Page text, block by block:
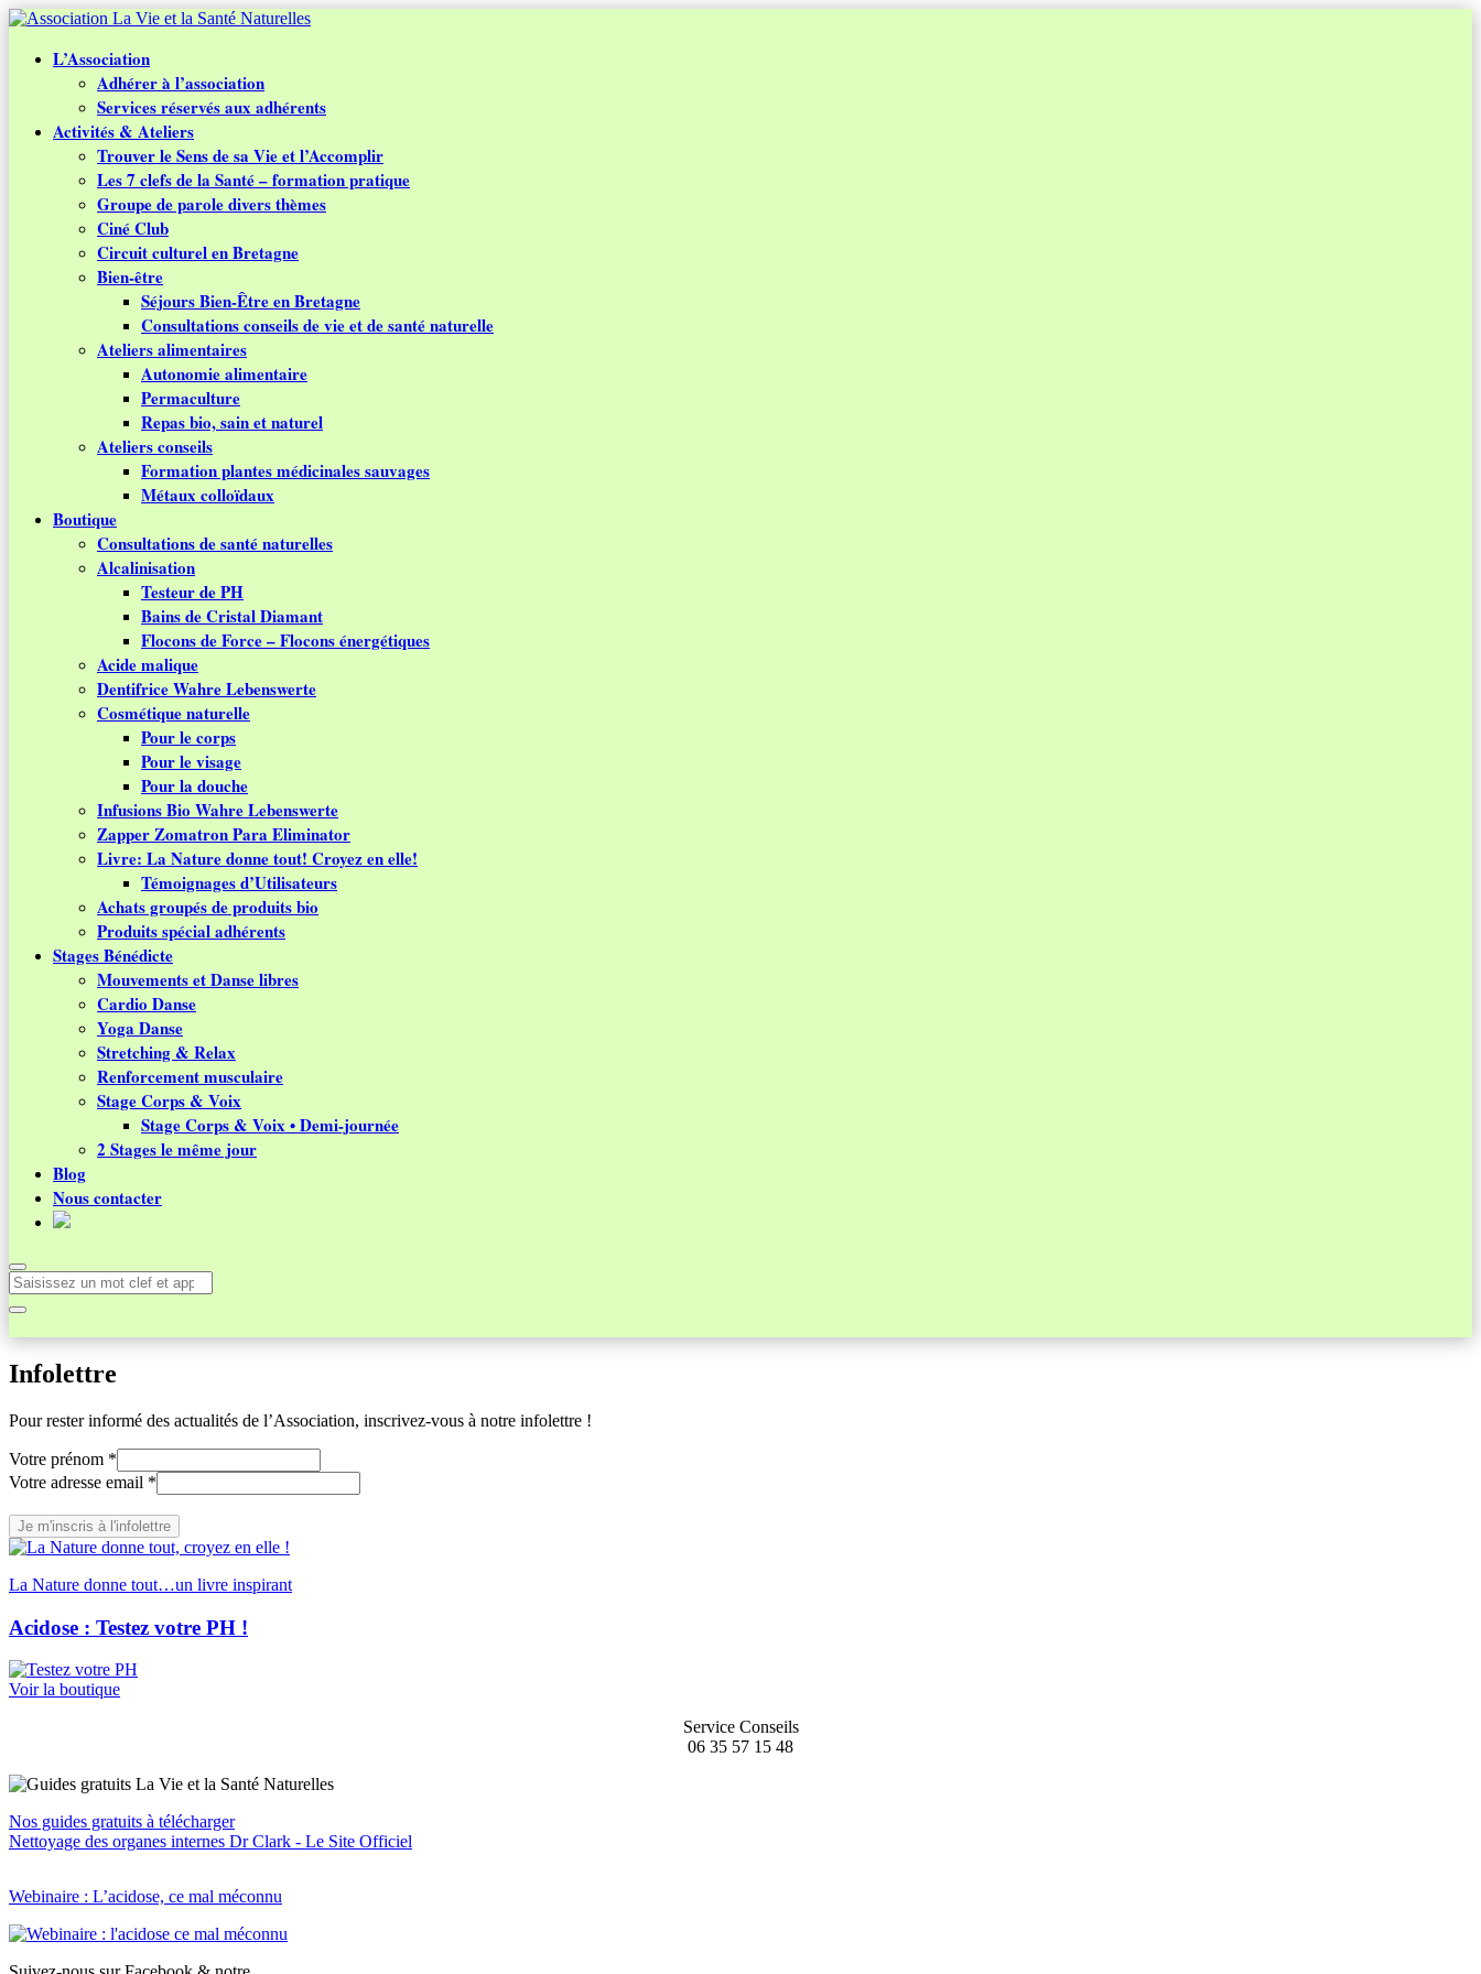
L’Association
Adhérer à l’association
Services réservés aux adhérents
Activités & Ateliers
Trouver le Sens de sa Vie et l’Accomplir
Les 7 clefs de la Santé – formation pratique
Groupe de parole divers thèmes
Ciné Club
Circuit culturel en Bretagne
Bien-être
Séjours Bien-Être en Bretagne
Consultations conseils de vie et de santé naturelle
Ateliers alimentaires
Autonomie alimentaire
Permaculture
Repas bio, sain et naturel
Ateliers conseils
Formation plantes médicinales sauvages
Métaux colloïdaux
Boutique
Consultations de santé naturelles
Alcalinisation
Testeur de PH
Bains de Cristal Diamant
Flocons de Force – Flocons énergétiques
Acide malique
Dentifrice Wahre Lebenswerte
Cosmétique naturelle
Pour le corps
Pour le visage
Pour la douche
Infusions Bio Wahre Lebenswerte
Zapper Zomatron Para Eliminator
Livre: La Nature donne tout! Croyez en elle!
Témoignages d’Utilisateurs
Achats groupés de produits bio
Produits spécial adhérents
Stages Bénédicte
Mouvements et Danse libres
Cardio Danse
Yoga Danse
Stretching & Relax
Renforcement musculaire
Stage Corps & Voix
Stage Corps & Voix • Demi-journée
2 Stages le même jour
Blog
Nous contacter
Infolettre
Pour rester informé des actualités de l’Association, inscrivez-vous à notre infolettre !
Votre prénom *
adresse
email
Votre adresse email *
Je m'inscris à l'infolettre
La Nature donne tout…un livre inspirant
Acidose : Testez votre PH !
Voir la boutique
Service Conseils
06 35 57 15 48
Nos guides gratuits à télécharger
Nettoyage des organes internes Dr Clark - Le Site Officiel
Webinaire : L’acidose, ce mal méconnu